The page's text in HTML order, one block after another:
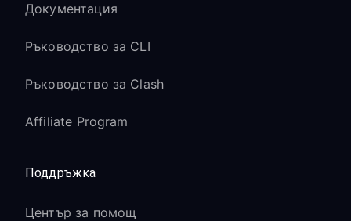
Документация
Ръководство за CLI
Ръководство за Clash
Affiliate Program
Поддръжка
Център за помощ